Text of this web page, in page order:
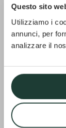
Questo sito
Utilizziamo i
annunci, per
analizzare il